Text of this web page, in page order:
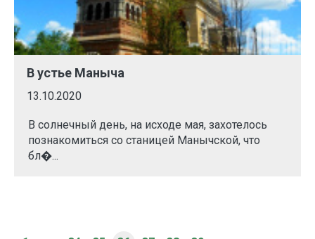
В устье Маныча
13.10.2020
В солнечный день, на исходе мая, захотелось
познакомиться со станицей Манычской, что
бл�...